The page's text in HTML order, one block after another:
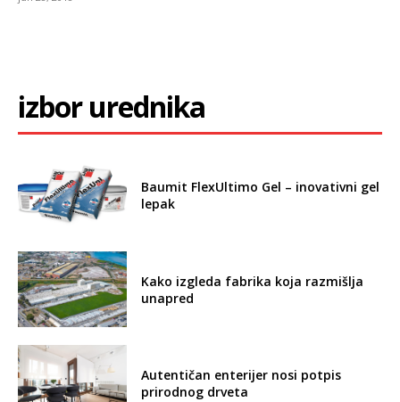
izbor urednika
Baumit FlexUltimo Gel – inovativni gel
lepak
Kako izgleda fabrika koja razmišlja
unapred
Autentičan enterijer nosi potpis
prirodnog drveta